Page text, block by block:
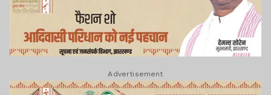
Advertisement